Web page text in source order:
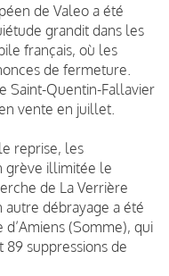
de Valeo a été
grandit dans les
français, où les
de fermeture.
Saint-Quentin-Fallavier
vente en juillet.
reprise, les
grève illimitée le
de La Verrière
débrayage a été
(Somme), qui
89 suppressions de